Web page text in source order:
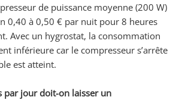
de puissance moyenne (200 W)
0,40 à 0,50 € par nuit pour 8 heures
Avec un hygrostat, la consommation
inférieure car le compresseur s’arrête
est atteint.
par jour doit-on laisser un